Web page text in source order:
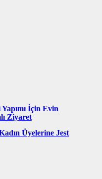
İçin Evin
Ziyaret
Üyelerine Jest